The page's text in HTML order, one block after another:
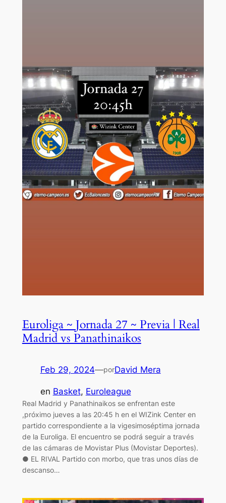
Euroliga ~ Jornada 27 ~ Previa | Real
Madrid vs Panathinaikos
Feb 29, 2024—porDavid Mera
en Basket, Euroleague
Real Madrid y Panathinaikos se enfrentan este
,próximo jueves a las 20:45 h en el WIZink Center en
partido correspondiente a la vigesimoséptima jornada
de la Euroliga. El encuentro se podrá seguir a través
de las cámaras de Movistar Plus (Movistar Deportes).
● EL RIVAL Partido con morbo, que tras unos días de
descanso…